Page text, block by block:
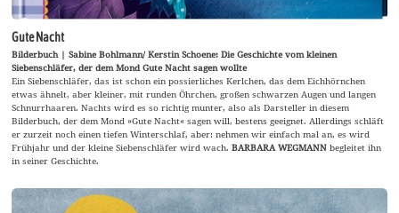
Gute Nacht
Bilderbuch | Sabine Bohlmann/ Kerstin Schoene: Die Geschichte vom kleinen
Siebenschläfer, der dem Mond Gute Nacht sagen wollte
Ein Siebenschläfer, das ist schon ein possierliches Kerlchen, das dem Eichhörnchen
etwas ähnelt, aber kleiner, mit runden Öhrchen, großen schwarzen Augen und langen
Schnurrhaaren. Nachts wird es so richtig munter, also als Darsteller in diesem
Bilderbuch, der dem Mond »Gute Nacht« sagen will, bestens geeignet. Allerdings schläft
er zurzeit noch einen tiefen Winterschlaf, aber: nehmen wir einfach mal an, es wird
Frühjahr und der kleine Siebenschläfer wird wach.BARBARA WEGMANNbegleitet ihn
in seiner Geschichte.